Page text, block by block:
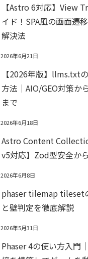
【Astro 6対応】View
イド！SPA風の画面遷
解決法
2026年6月21日
【2026年版】llms.txt
方法｜AIO/GEO対策
まで
2026年6月18日
Astro Content
v5対応】Zod型安全か
2026年6月8日
phaser tilemap tileset
と壁判定を徹底解説
2026年5月31日
Phaser 4の使い方入門